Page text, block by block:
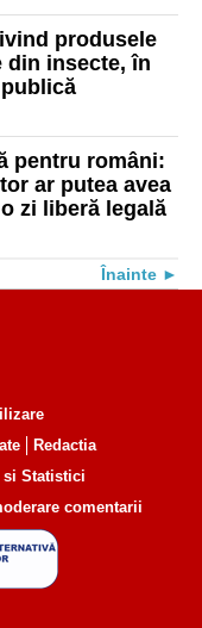
produsele
din insecte, în
pentru români:
ar putea avea
zi liberă legală
Înainte
Redactia
comentarii